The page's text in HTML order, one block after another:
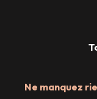
Ne manquez